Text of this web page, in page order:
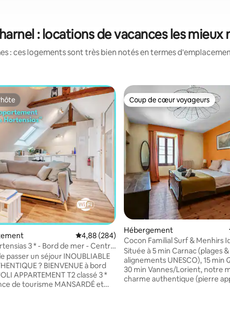
: locations de vacances les mieux
: ces logements sont très bien notés en termes
sur la base de 4 commentaires : 5 sur 5
Évaluation moyenne sur la base de 284
4,88 (284)
3 * - Bord de mer - Central
passer un séjour INOUBLIABLE
? BIENVENUE à bord
APPARTEMENT T2 classé 3 *
tourisme MANSARDÉ et
Coup de cœur voyageurs
Coup de cœur voyageurs
Hébergement
Cocon Familial Surf & Menhirs
Morbihan
Située à 5 min Carnac (plages &
alignements UNESCO), 15 min
30 min Vannes/Lorient, notre
charme authentique (pierre